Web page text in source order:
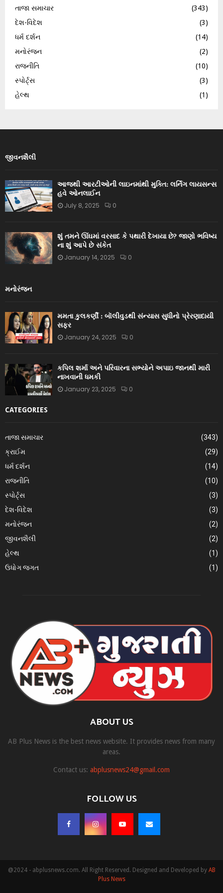
તાજા સમાચાર
(343)
દેશ-વિદેશ
(3)
ધર્મ દર્શન
(14)
મનોરંજન
(2)
રાજનીતિ
(10)
સ્પોર્ટ્સ
(3)
હેલ્થ
(1)
જીવનશૈલી
આજથી આરટીઓની લાઇનમાંથી મુક્તિ: લર્નિંગ લાયસન્સ
હવે ઓનલાઈન
July 8, 2025 0
શું તમને ઊંઘમાં વરસાદ કે પથારી દેખાયા છે? જાણો ભવિષ્ય
ના શું આપે છે સંકેત
January 14, 2025 0
મનોરંજન
મમતા કુલકર્ણી : બૉલીવુડથી સંન્યાસ સુધીનો પ્રેરણાદાયી
સફર
January 24, 2025 0
કપિલ શર્મા અને પરિવારના સભ્યોને અપાઇ જાનથી મારી
નાખવાની ધમકી
January 23, 2025 0
CATEGORIES
તાજા સમાચાર
(343)
ક્રાઈમ
(29)
ધર્મ દર્શન
(14)
રાજનીતિ
(10)
સ્પોર્ટ્સ
(3)
દેશ-વિદેશ
(3)
મનોરંજન
(2)
જીવનશૈલી
(2)
હેલ્થ
(1)
ઉધોગ જગત
(1)
ABOUT US
AB Plus News is the best news website. It provides news from many
areas.
Contact us: abplusnews24@gmail.com
FOLLOW US
@2024 - abplusnews.com. All Right Reserved. Designed and Developed by AB
Plus News